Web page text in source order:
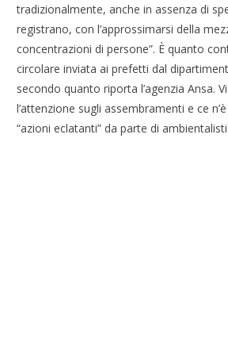
tradizionalmente, anche in assenza di
registrano, con l’approssimarsi della
concentrazioni di persone”. È quanto
circolare inviata ai prefetti dal
secondo quanto riporta l’agenzia Ansa.
l’attenzione sugli assembramenti e ce
“azioni eclatanti” da parte di ambientalisti.